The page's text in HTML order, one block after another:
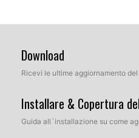
Download
Ricevi le ultime aggiornamento
Installare & Copertura
Guida all´installazione su come